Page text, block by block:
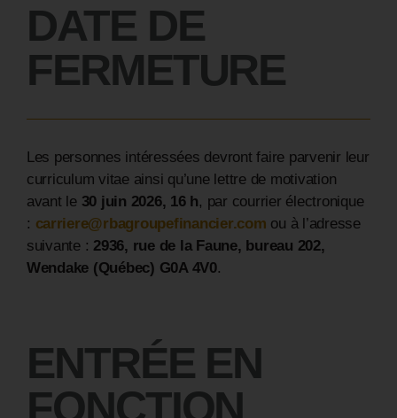
DATEDE
FERMETURE
Les personnes intéressées devront faire parvenir leur
curriculum vitae ainsi qu’une lettre de motivation
avant le 30 juin 2026, 16 h, par courrier électronique
: carriere@rbagroupefinancier.com ou à l’adresse
suivante : 2936, rue de la Faune, bureau 202,
Wendake (Québec) G0A 4V0.
ENTRÉEEN
FONCTION